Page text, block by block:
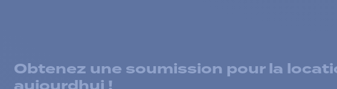
Obtenez une soumission pour la